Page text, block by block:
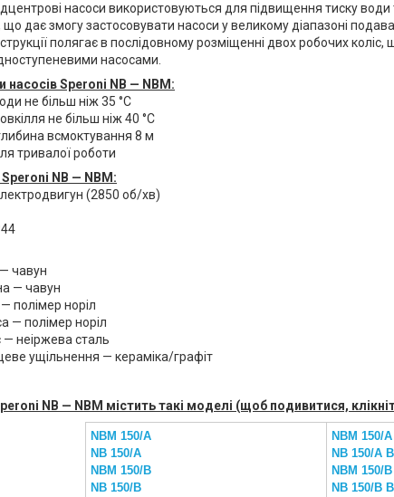
насоси використовуються для підвищення тиску
що дає змогу застосовувати насоси у великому діапазоні
полягає в послідовному розміщенні двох робочих
насосами.
насосів Speroni NB — NBM:
не більш ніж 35 °C
не більш ніж 40 °C
всмоктування 8 м
тривалої роботи
NB — NBM:
(2850 об/хв)
чавун
— чавун
полімер норіл
— полімер норіл
неіржева сталь
ущільнення — кераміка/графіт
NB — NBM містить такі моделі (щоб подивитися,
NBM 150/A
NB 150/A
NBM 150/B
NB 150/B
NBM 150/
NB 150/A
NBM 150/
NB 150/B